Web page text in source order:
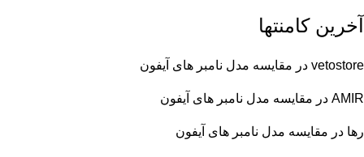
آخرین کامنتها
vetostore در مقایسه مدل نامبر های آیفون
AMIR در مقایسه مدل نامبر های آیفون
رها در مقایسه مدل نامبر های آیفون